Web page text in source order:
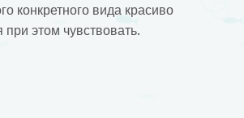
конкретного вида красиво
этом чувствовать.